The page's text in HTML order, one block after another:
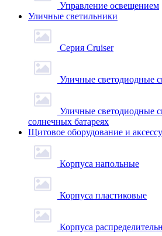
Управление освещением
Уличные светильники
Серия Cruiser
Уличные светодиодные
Уличные светодиодные
солнечных батареях
Щитовое оборудование и
Корпуса напольные
Корпуса пластиковые
Корпуса